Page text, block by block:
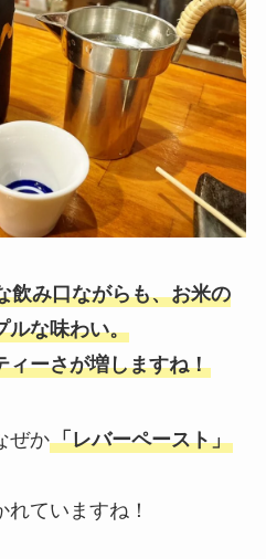
飲み口ながらも、お米の
ルな味わい。
ィーさが増しますね！
ぜか「レバーペースト」
ていますね！